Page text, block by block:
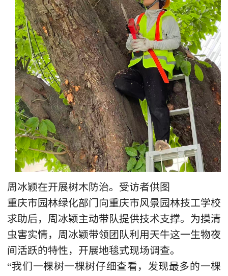
周冰颖在开展树木防治。受访者供图
重庆市园林绿化部门向重庆市风景园林技工学校
求助后，周冰颖主动带队提供技术支撑。为摸清
虫害实情，周冰颖带领团队利用天牛这一生物夜
间活跃的特性，开展地毯式现场调查。
“我们一棵树一棵树仔细查看，发现最多的一棵